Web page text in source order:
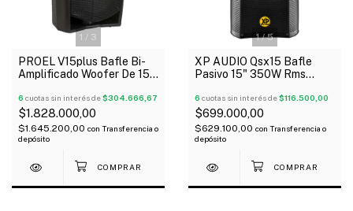
1 / 3
PROEL V15plus Bafle Bi-
Amplificado Woofer De 15"
Oferta!
6 cuotas sin interés de$304.666,67
$1.828.000,00
$1.645.200,00 con Transferencia o
depósito
1/5
XP AUDIO Qsx15 Bafle
Pasivo 15" 350W Rms
Gabinete Abs
6 cuotas sin interés de$116.500,00
$699.000,00
$629.100,00 con Transferencia o
depósito